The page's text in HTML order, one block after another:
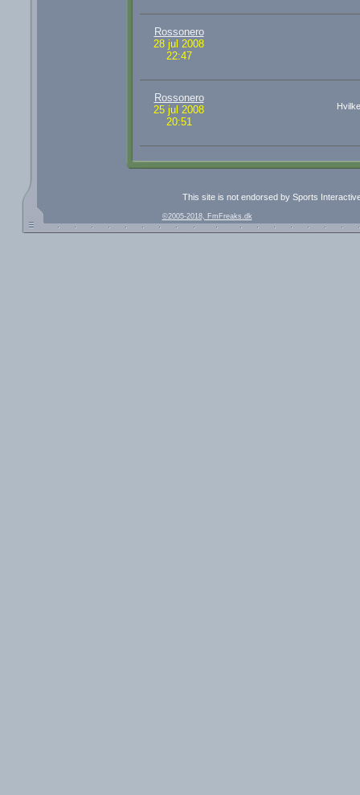
Rossonero
28 jul 2008
22:47
Rossonero
25 jul 2008
20:51
This site is not endorsed by Sports
©2005-2018, FmFreaks.dk